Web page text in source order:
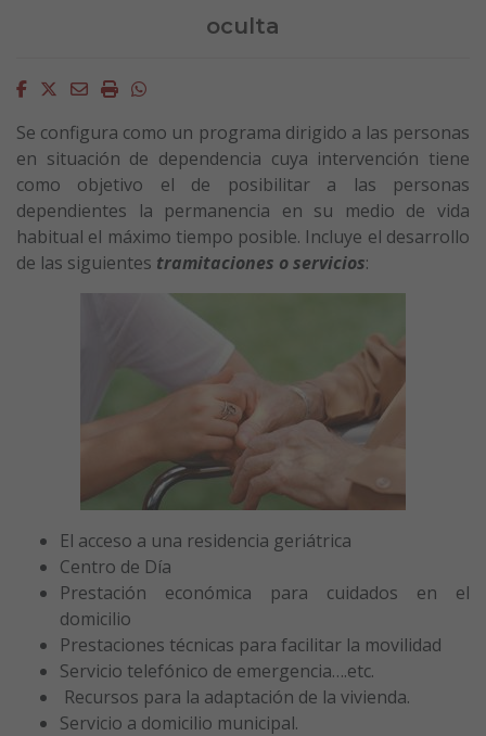
oculta
Facebook
Twitter
EmailImprimirWhatsapp
Se configura como un programa dirigido a las personas
en situación de dependencia cuya intervención tiene
como objetivo el de posibilitar a las personas
dependientes la permanencia en su medio de vida
habitual el máximo tiempo posible. Incluye el desarrollo
de las siguientes tramitaciones o servicios:
El acceso a una residencia geriátrica
Centro de Día
Prestación económica para cuidados en el
domicilio
Prestaciones técnicas para facilitar la movilidad
Servicio telefónico de emergencia….etc.
Recursos para la adaptación de la vivienda.
Servicio a domicilio municipal.